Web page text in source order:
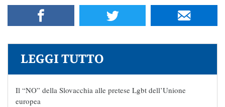
LEGGI TUTTO
Il “NO” della Slovacchia alle pretese Lgbt dell’Unione
europea